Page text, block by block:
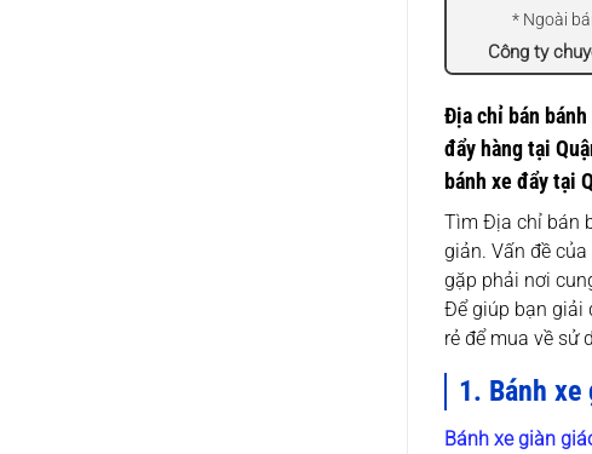
* Ngoài
Công ty
Địa chỉ bán
đẩy hàng tại
bánh xe đẩy tại
Tìm Địa chỉ bán
giản. Vấn đề
gặp phải nơi
Để giúp bạn giải
rẻ để mua về sử
1. Bánh xe
Bánh xe giàn